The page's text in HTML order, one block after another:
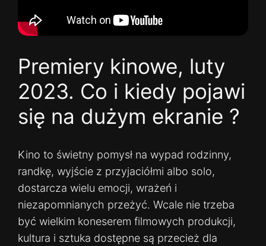
Premiery kinowe, luty
2023. Co i kiedy pojawi
się na dużym ekranie ?
Kino to świetny pomysł na wypad rodzinny,
randkę, wyjście z przyjaciółmi albo solo,
dostarcza wielu emocji, wrażeń i
niezapomnianych przeżyć. Wcale nie trzeba
być wielkim koneserem filmowych produkcji,
kultura i sztuka dostępne są przecież dla